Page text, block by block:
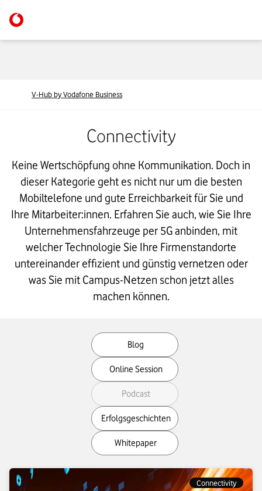
V-Hub by Vodafone Business
Connectivity
Keine Wertschöpfung ohne Kommunikation. Doch in
dieser Kategorie geht es nicht nur um die besten
Mobiltelefone und gute Erreichbarkeit für Sie und
Ihre Mitarbeiter:innen. Erfahren Sie auch, wie Sie Ihre
Unternehmensfahrzeuge per 5G anbinden, mit
welcher Technologie Sie Ihre Firmenstandorte
untereinander effizient und günstig vernetzen oder
was Sie mit Campus-Netzen schon jetzt alles
machen können.
Filter
your
MediaType
Blog
Online Session
Podcast
Erfolgsgeschichten
Whitepaper
Connectivity